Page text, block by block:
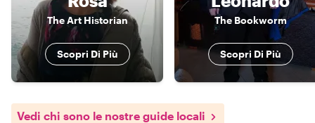
The Art Historian
Scopri Di Più
The Bookworm
Scopri Di Più
Vedi chi sono le nostre guide locali